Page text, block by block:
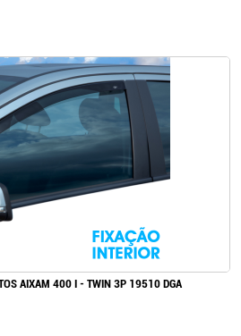
AIXAM 400 I - TWIN 3P 19510 DGA
a comprar